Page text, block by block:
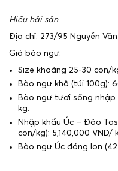
Hiếu hải sản
Địa chỉ: 273/95 Nguyễn
Giá bào ngư:
Size khoảng 25-30 con/
Bào ngư khô (túi 100g):
Bào ngư tươi sống nhập
kg.
Nhập khẩu Úc – Đảo
con/kg): 5,140,000 VND/
Bào ngư Úc đóng lon